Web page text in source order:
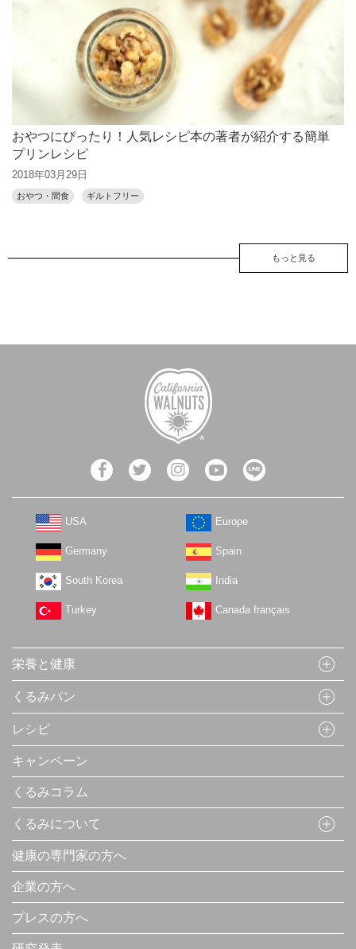
おやつにぴったり！人気レシピ本の著者が紹介する簡単
プリンレシピ
2018年03月29日
おやつ・間食 ギルトフリー
もっと見る
USA Europe
Germany Spain
South Korea India
Turkey Canada français
栄養と健康
くるみパン
レシピ
キャンペーン
くるみコラム
くるみについて
健康の専門家の方へ
企業の方へ
プレスの方へ